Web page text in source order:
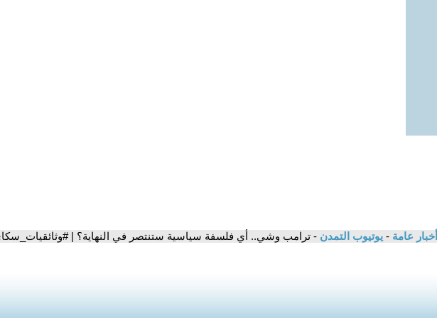
أخبار عامة - يوتيوب التمدن - ترامب وشي.. أي فلسفة سياسية ستنتصر في النهاية؟ |